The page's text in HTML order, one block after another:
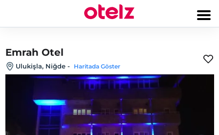
Emrah Otel
Ulukişla, Niğde - Haritada Göster